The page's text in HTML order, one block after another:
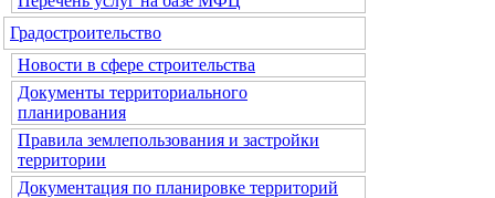
Градостроительство
Новости в сфере строительства
Документы территориального
планирования
Правила землепользования и застройки
территории
Документация по планировке территорий